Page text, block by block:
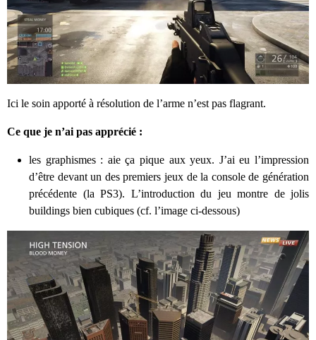
Ici le soin apporté à résolution de l’arme n’est pas flagrant.
Ce que je n’ai pas apprécié :
les graphismes : aie ça pique aux yeux. J’ai eu l’impression
d’être devant un des premiers jeux de la console de génération
précédente (la PS3). L’introduction du jeu montre de jolis
buildings bien cubiques (cf. l’image ci-dessous)